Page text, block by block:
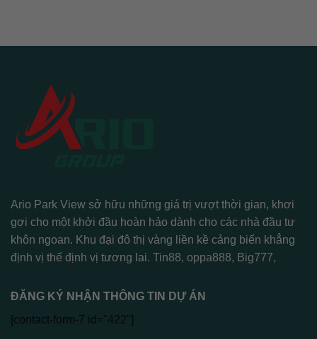
Ario Park View sở hữu những giá trị vượt thời gian, khơi
gợi cho một khởi đầu hoàn hảo dành cho các nhà đầu tư
khôn ngoan. Khu đại đô thị vàng liền kề cảng biển khẳng
định vị thế định vị tương lai. Tin88, oppa888, Big777,
ĐĂNG KÝ NHẬN THÔNG TIN DỰ ÁN
[contact-form-7 id="422"]